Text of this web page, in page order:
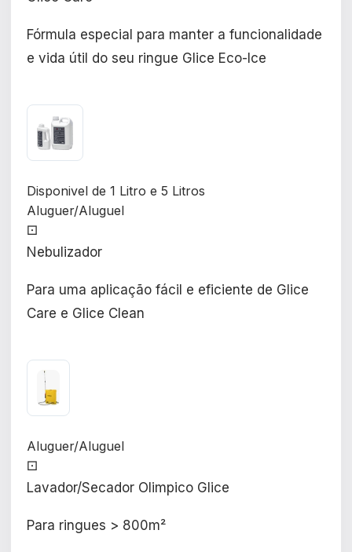
Fórmula especial para manter a funcionalidade
e vida útil do seu ringue Glice Eco-Ice
Disponivel de 1 Litro e 5 Litros
Aluguer/Aluguel
⚀
Nebulizador
Para uma aplicação fácil e eficiente de Glice
Care e Glice Clean
Aluguer/Aluguel
⚀
Lavador/Secador Olimpico Glice
Para ringues > 800m²